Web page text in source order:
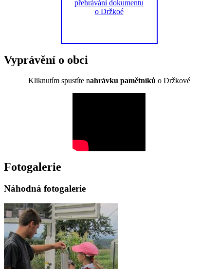
Vyprávění o obci
Kliknutím spustíte nahrávku pamětníků o Držkové
Fotogalerie
Náhodná fotogalerie